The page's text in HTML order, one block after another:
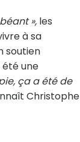
», les
à sa
soutien
été une
ça a été de
Christophe